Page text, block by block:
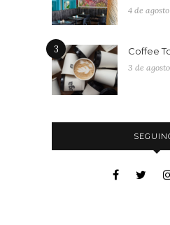
4 de
3 Coffee
3 de